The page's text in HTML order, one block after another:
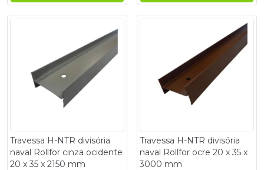
Travessa H-NTR divisória
naval Rollfor cinza ocidente
20 x 35 x 2150 mm
- 14%
Travessa H-NTR divisória
naval Rollfor ocre 20 x 35 x
3000 mm